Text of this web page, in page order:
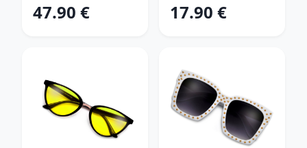
47.90 € 17.90 €